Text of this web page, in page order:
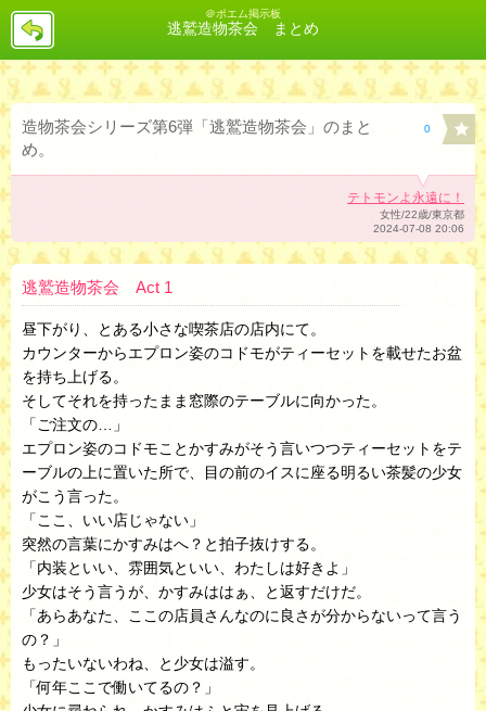
＠ポエム掲示板
逃鷲造物茶会 まとめ
戻
0
造物茶会シリーズ第6弾「逃鷲造物茶会」のまと
め。
テトモンよ永遠に！
女性/22歳/東京都
2024-07-08 20:06
逃鷲造物茶会 Act 1
昼下がり、とある小さな喫茶店の店内にて。
カウンターからエプロン姿のコドモがティーセットを載せたお盆
を持ち上げる。
そしてそれを持ったまま窓際のテーブルに向かった。
「ご注文の…」
エプロン姿のコドモことかすみがそう言いつつティーセットをテ
ーブルの上に置いた所で、目の前のイスに座る明るい茶髪の少女
がこう言った。
「ここ、いい店じゃない」
突然の言葉にかすみはへ？と拍子抜けする。
「内装といい、雰囲気といい、わたしは好きよ」
少女はそう言うが、かすみははぁ、と返すだけだ。
「あらあなた、ここの店員さんなのに良さが分からないって言う
の？」
もったいないわね、と少女は溢す。
「何年ここで働いてるの？」